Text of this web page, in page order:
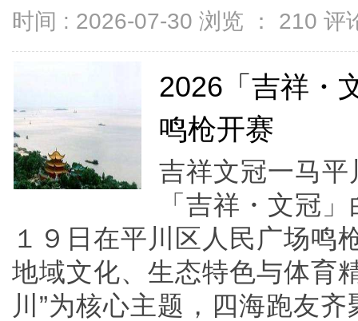
时间 : 2026-07-30 浏览 ： 210 评
2026「吉祥・
鸣枪开赛
吉祥文冠一马
「吉祥・文冠
１９日在平川区人民广场鸣
地域文化、生态特色与体育
川”为核心主题，四海跑友